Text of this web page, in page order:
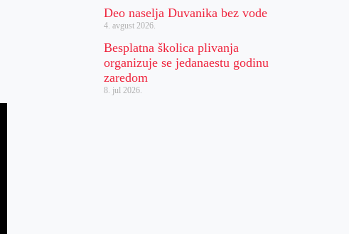
Deo naselja Duvanika bez vode
4. avgust 2026.
Besplatna školica plivanja
organizuje se jedanaestu godinu
zaredom
8. jul 2026.